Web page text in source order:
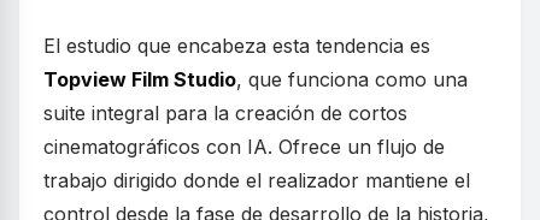
El estudio que encabeza esta tendencia es
Topview Film Studio, que funciona como una
suite integral para la creación de cortos
cinematográficos con IA. Ofrece un flujo de
trabajo dirigido donde el realizador mantiene el
control desde la fase de desarrollo de la historia,